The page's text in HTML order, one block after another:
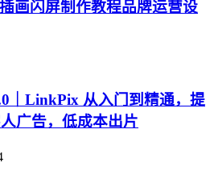
画闪屏制作教程品牌运营设
｜LinkPix 从入门到精通，提
广告，低成本出片